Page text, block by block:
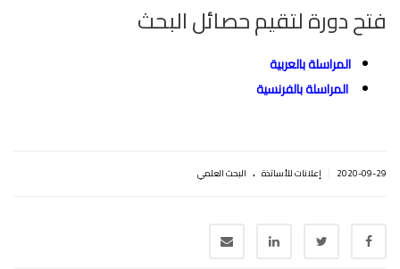
فتح دورة لتقيم حصائل البحث
المراسلة بالعربية
المراسلة بالفرنسية
2020-09-29 إعلانات للأساتذة . البحث العلمي